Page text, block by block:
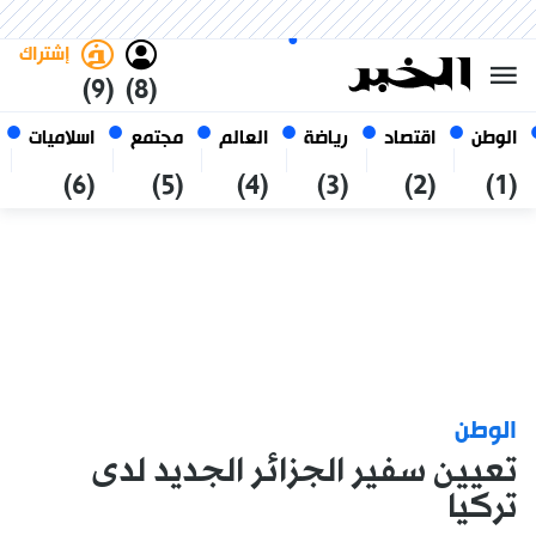
الوطن
(1)
اقتصاد
(2)
رياضة
(3)
العالم
(4)
مجتمع
(5)
اسلاميات
(6)
(8)
إشتراك
(9)
07 أغسطس 2026
الجزائر
الوطن
تعيين سفير الجزائر الجديد لدى
تركيا